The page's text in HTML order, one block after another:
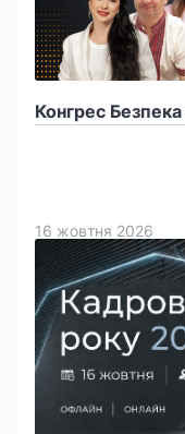
Конгрес
16 жовтня 2026